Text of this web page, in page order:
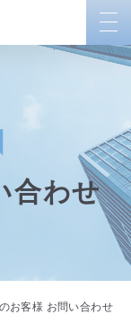
合わせ
お客様 お問い合わせ